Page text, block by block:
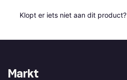
Klopt er iets niet aan dit product?
Markt